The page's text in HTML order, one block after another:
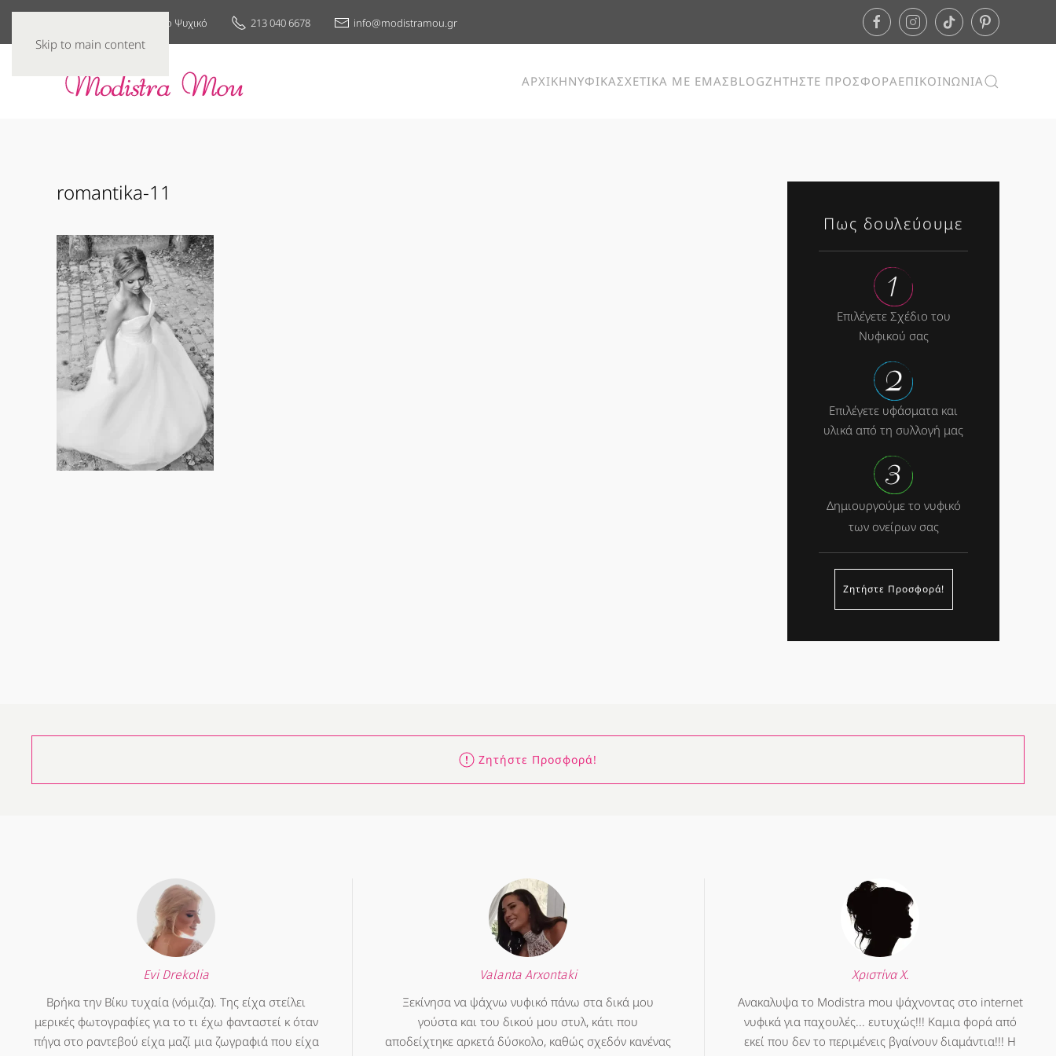
Skip to main content
25ης Μαρτίου 7, Νέο Ψυχικό 213 040 6678 info@modistramou.gr
ΑΡΧΙΚΗΝΥΦΙΚΑΣΧΕΤΙΚΑ ΜΕ ΕΜΑΣBLOGΖΗΤΗΣΤΕ ΠΡΟΣΦΟΡΑΕΠΙΚΟΙΝΩΝΙΑ
romantika-11
Πως δουλεύουμε
Επιλέγετε Σχέδιο του
Νυφικού σας
Επιλέγετε υφάσματα και
υλικά από τη συλλογή μας
Δημιουργούμε το νυφικό
των ονείρων σας
Ζητήστε Προσφορά!
Ζητήστε Προσφορά!
Evi Drekolia
Βρήκα την Βίκυ τυχαία (νόμιζα). Της είχα στείλει
μερικές φωτογραφίες για το τι έχω φανταστεί κ όταν
πήγα στο ραντεβού είχα μαζί μια ζωγραφιά που είχα
Valanta Arxontaki
Ξεκίνησα να ψάχνω νυφικό πάνω στα δικά μου
γούστα και του δικού μου στυλ, κάτι που
αποδείχτηκε αρκετά δύσκολο, καθώς σχεδόν κανένας
Χριστίνα Χ.
Ανακαλυψα το Modistra mou ψάχνοντας στο internet
νυφικά για παχουλές... ευτυχώς!!! Καμια φορά από
εκεί που δεν το περιμένεις βγαίνουν διαμάντια!!! Η